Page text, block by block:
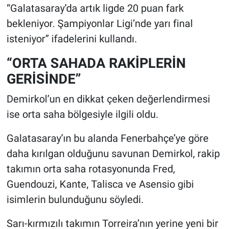
“Galatasaray’da artık ligde 20 puan fark
bekleniyor. Şampiyonlar Ligi’nde yarı final
isteniyor” ifadelerini kullandı.
“ORTA SAHADA RAKİPLERİN
GERİSİNDE”
Demirkol’un en dikkat çeken değerlendirmesi
ise orta saha bölgesiyle ilgili oldu.
Galatasaray’ın bu alanda Fenerbahçe’ye göre
daha kırılgan olduğunu savunan Demirkol, rakip
takımın orta saha rotasyonunda Fred,
Guendouzi, Kante, Talisca ve Asensio gibi
isimlerin bulunduğunu söyledi.
Sarı-kırmızılı takımın Torreira’nın yerine yeni bir